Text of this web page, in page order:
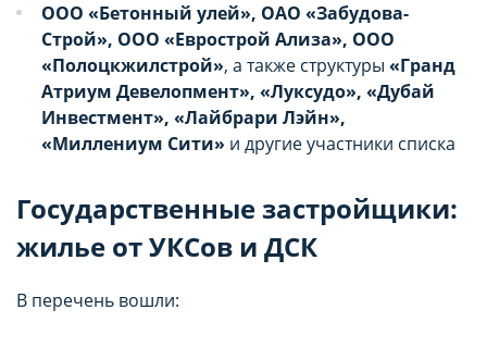
ООО «Бетонный улей», ОАО «Забудова-
Строй», ООО «Еврострой Ализа», ООО
«Полоцкжилстрой», а также структуры «Гранд
Атриум Девелопмент», «Луксудо», «Дубай
Инвестмент», «Лайбрари Лэйн»,
«Миллениум Сити» и другие участники списка
Государственные застройщики:
жилье от УКСов и ДСК
В перечень вошли: